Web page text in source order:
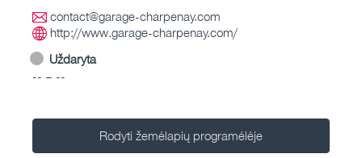
contact@garage-charpenay.com
http://www.garage-charpenay.com/
Uždaryta
-- – --
Rodyti žemėlapių programėlėje